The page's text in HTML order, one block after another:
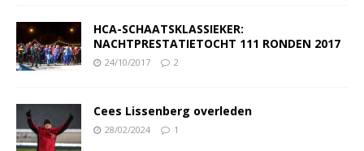
HCA-SCHAATSKLASSIEKER:
NACHTPRESTATIETOCHT 111 RONDEN 2017
24/10/2017 2
Cees Lissenberg overleden
28/02/2024 1